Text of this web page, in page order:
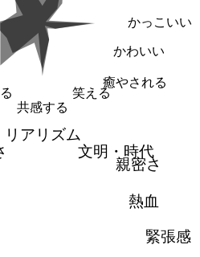
かっこいい
かわいい
癒やされる
笑える
共感する
リアリズム
文明・時代
親密さ
熱血
緊張感